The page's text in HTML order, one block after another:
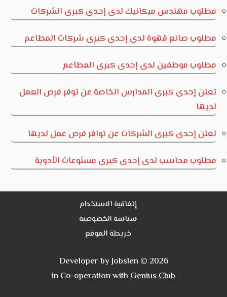
مطلوب مهندس ميكانيك لدى إحدى كبرى الشركات
مطلوب صانع قهوة لدى إحدى كبرى شركات المطاعم
مطلوب موظفين لدى إحدى كبرى المطاعم
تعلن إحدى كبرى المدارس الخاصة عن توفر فرص العمل
لديها
تعلن إحدى كبرى الشركات عن توافر فرص عمل لديها
مطلوب محاسب لدى إحدى كبرى مستوعات الأدوية
إتفاقية الاستخدام
سياسة الخصوصية
خريطة الموقع
Developer by Jobslen © 2026
in Co-operation withGenius Club